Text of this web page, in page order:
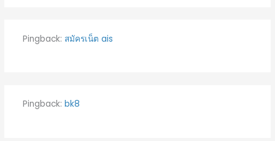
Pingback: สมัครเน็ต ais
Pingback: bk8